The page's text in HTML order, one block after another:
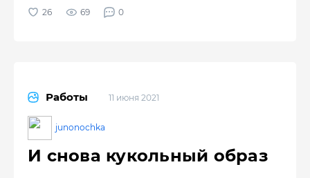
69 0
Работы 11 июня 2021
junonochka
И снова кукольный образ